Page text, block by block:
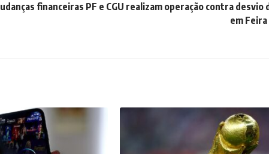
financeiras PF e CGU realizam operação contra desvio
em